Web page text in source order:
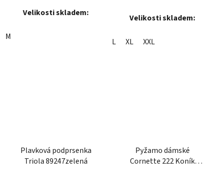
Velikosti skladem:
M
Velikosti skladem:
L XL XXL
Plavková podprsenka
Triola 89247zelená
Pyžamo dámské
Cornette 222 Koník